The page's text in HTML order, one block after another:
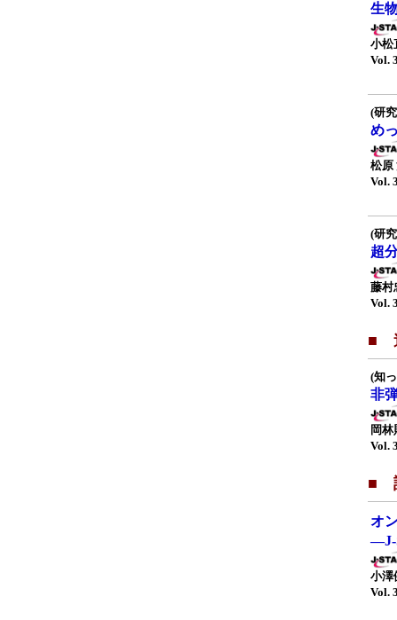
生
小松
Vol.
(研
め
松原
Vol.
(研
超
藤村
Vol.
■
(知
非
岡
Vol.
■
オ
—J-
小澤
Vol.